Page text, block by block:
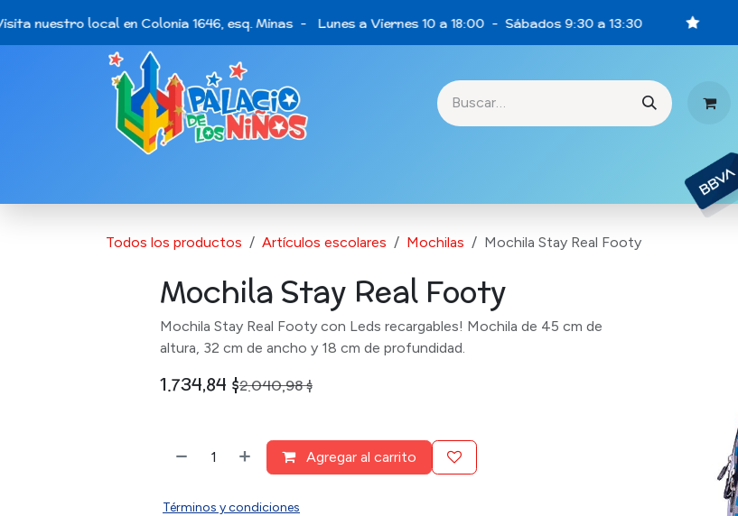
nuestro local en Colonia 1646, esq. Minas - Lunes a Viernes 10 a 18:00 - Sábados 9:30 a 13:30
Todos los productos Artículos escolares Mochilas Mochila Stay Real Footy
Mochila Stay Real Footy
Mochila Stay Real Footy con Leds recargables! Mochila de 45 cm de
altura, 32 cm de ancho y 18 cm de profundidad.
1.734,84 $2.040,98$
Agregar al carrito
Términos y condiciones